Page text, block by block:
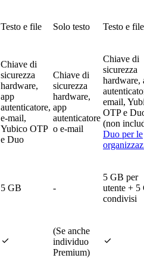
Testo e file Solo testo Testo e file
Chiave di
sicurezza
hardware,
app
autenticatore,
e-mail,
Yubico OTP
e Duo
Chiave di
sicurezza
hardware,
app
autenticatore
o e-mail
Chiave di
sicurezza
hardware,
email,
OTP e
(non
Duo per le
5 GB -
5 GB per
utente + 5
condivisi

(Se anche
individuo
Premium)
